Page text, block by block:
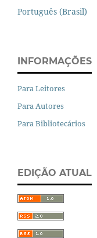
Português (Brasil)
INFORMAÇÕES
Para Leitores
Para Autores
Para Bibliotecários
EDIÇÃO ATUAL